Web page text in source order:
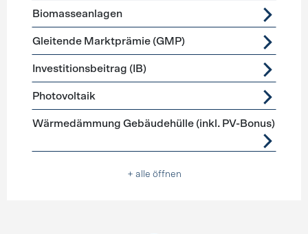
Förderprogramme
Biomasseanlagen
Gleitende Marktprämie (GMP)
Investitionsbeitrag (IB)
Photovoltaik
Wärmedämmung Gebäudehülle (inkl. PV-Bonus)
+ alle öffnen